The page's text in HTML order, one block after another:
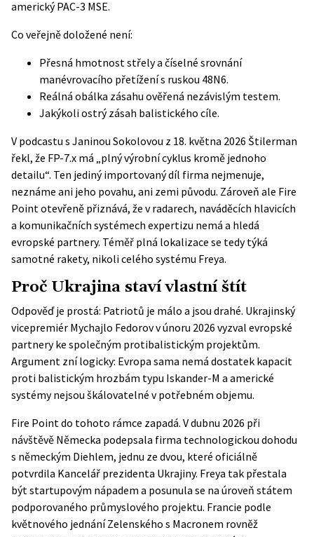
americký PAC-3 MSE.
Co veřejně doložené není:
Přesná hmotnost střely a číselné srovnání
manévrovacího přetížení s ruskou 48N6.
Reálná obálka zásahu ověřená nezávislým testem.
Jakýkoli ostrý zásah balistického cíle.
V podcastu s Janinou Sokolovou z 18. května 2026 Štilerman
řekl, že FP-7.x má „plný výrobní cyklus kromě jednoho
detailu“. Ten jediný importovaný díl firma nejmenuje,
neznáme ani jeho povahu, ani zemi původu. Zároveň ale Fire
Pointotevřeně přiznává, že v radarech, naváděcích hlavicích
a komunikačních systémech expertizu nemá a hledá
evropské partnery. Téměř plná lokalizace se tedy týká
samotné rakety, nikoli celého systému Freya.
Proč Ukrajina staví vlastní štít
Odpověď je prostá: Patriotů je málo a jsou drahé. Ukrajinský
vicepremiér Mychajlo Fedorov v únoru 2026 vyzval evropské
partneryke společným protibalistickým projektům.
Argument zní logicky: Evropa sama nemá dostatek kapacit
proti balistickým hrozbám typu Iskander-M a americké
systémy nejsou škálovatelné v potřebném objemu.
Fire Point do tohoto rámce zapadá. V dubnu 2026 při
návštěvě Německa podepsala firma technologickou dohodu
s německým Diehlem, jednu ze dvou, které oficiálně
potvrdila Kancelář prezidenta Ukrajiny. Freya tak přestala
být startupovým nápadem a posunula se na úroveň státem
podporovaného průmyslového projektu. Francie podle
květnového jednání Zelenského s Macronem rovněž